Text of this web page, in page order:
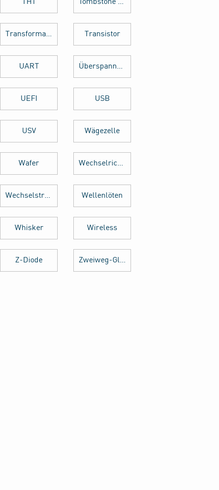
THT Tombstone Effekt
Transformator Transistor
UART Überspannungsschutz
UEFI USB
USV Wägezelle
Wafer Wechselrichter
Wechselstrom Wellenlöten
Whisker Wireless
Z-Diode Zweiweg-Gleichrichter